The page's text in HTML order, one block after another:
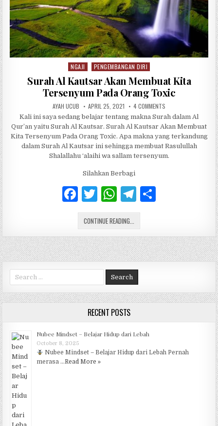
Posted in
NGAJI PENGEMBANGAN DIRI
Surah Al Kautsar Akan Membuat Kita
Tersenyum Pada Orang Toxic
AUTHOR:
AYAH UCUB PUBLISHED DATE:
APRIL 25, 2021 4 COMMENTS ON SURAH AL
Kali ini saya sedang belajar tentang makna Surah dalam Al
Qur’an yaitu Surah Al Kautsar. Surah Al Kautsar Akan Membuat
Kita Tersenyum Pada Orang Toxic. Apa makna yang terkandung
dalam Surah Al Kautsar ini sehingga membuat Rasulullah
Shalallahu ‘alaihi wa sallam tersenyum.
Silahkan Berbagi
F
a
c
e
b
o
o
k
T
w
it
te
r
W
h
at
s
A
p
p
T
el
e
g
ra
m
e
CONTINUE READING... SURAH AL KAUTSAR AKAN
Search for:
RECENT POSTS
Nubee Mindset – Belajar Hidup dari Lebah
October 8, 2025
Nubee Mindset – Belajar Hidup dari Lebah Pernah
merasa …Read More »